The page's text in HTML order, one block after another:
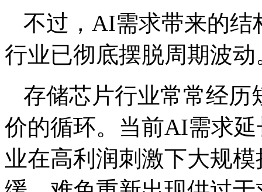
不过，AI需求带来的结
行业已彻底摆脱周期波动
存储芯片行业常常经历
价的循环。当前AI需求
业在高利润刺激下大规